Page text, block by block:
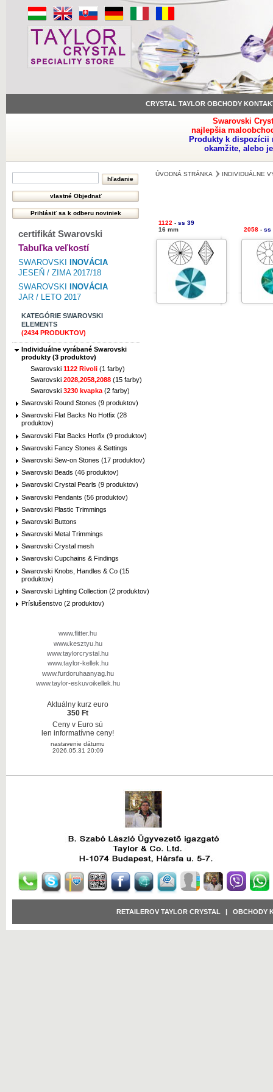
CRYSTAL TAYLOR OBCHODY
Swarovski
najlepšia
Produkty k dispozícii
okamžite, alebo
certifikát Swarovski
Tabuľka veľkostí
SWAROVSKI
INOVÁCIA
JESEŇ / ZIMA 2017/18
SWAROVSKI
INOVÁCIA
JAR / LETO 2017
KATEGÓRIE SWAROVSKI
ELEMENTS
(2434 PRODUKTOV)
Individuálne vyrábané Swarovski
produkty (3 produktov)
Swarovski 1122 Rivoli (1 farby)
Swarovski 2028,2058,2088 (15 farby)
Swarovski 3230 kvapka (2 farby)
Swarovski Round Stones (9 produktov)
Swarovski Flat Backs No Hotfix (28
produktov)
Swarovski Flat Backs Hotfix (9 produktov)
Swarovski Fancy Stones & Settings
Swarovski Sew-on Stones (17 produktov)
Swarovski Beads (46 produktov)
Swarovski Crystal Pearls (9 produktov)
Swarovski Pendants (56 produktov)
Swarovski Plastic Trimmings
Swarovski Buttons
Swarovski Metal Trimmings
Swarovski Crystal mesh
Swarovski Cupchains & Findings
Swarovski Knobs, Handles & Co (15
produktov)
Swarovski Lighting Collection (2 produktov)
Príslušenstvo (2 produktov)
www.flitter.hu
www.kesztyu.hu
www.taylorcrystal.hu
www.taylor-kellek.hu
www.furdoruhaanyag.hu
www.taylor-eskuvoikellek.hu
Aktuálny kurz euro
350 Ft
Ceny v Euro sú
len informatívne ceny!
nastavenie dátumu
2026.05.31 20:09
ÚVODNÁ STRÁNKA INDIVIDUÁLNE
1122 - ss 39
16 mm
2058 - ss
RETAILEROV TAYLOR CRYSTAL OBCHODY